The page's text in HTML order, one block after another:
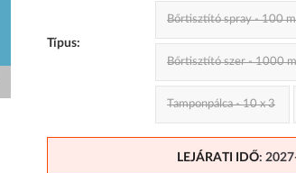
Típus:
Bőrtisztító spray - 100
Bőrtisztító szer - 1000
Tamponpálca - 10 x 3
LEJÁRATI IDŐ: